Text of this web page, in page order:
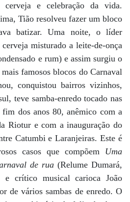
e celebração da vida.
Tião resolveu fazer um bloco
batizar. Uma noite, o líder
misturado a leite-de-onça
e rum) e assim surgiu o
famosos blocos do Carnaval
conquistou bairros vizinhos,
teve samba-enredo tocado nas
fim dos anos 80, anêmico com a
Riotur e com a inauguração do
Catumbi e Laranjeiras. Este é
casos que compõem Uma
de rua (Relume Dumará,
crítico musical carioca João
de vários sambas de enredo. O